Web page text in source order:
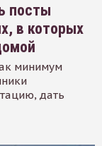
посты
в которых
минимум
дать